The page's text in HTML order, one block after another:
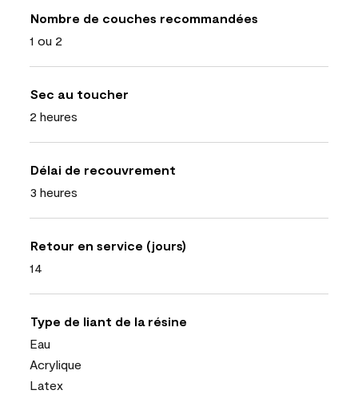
Nombre de couches recommandées
1 ou 2
Sec au toucher
2 heures
Délai de recouvrement
3 heures
Retour en service (jours)
14
Type de liant de la résine
Eau
Acrylique
Latex